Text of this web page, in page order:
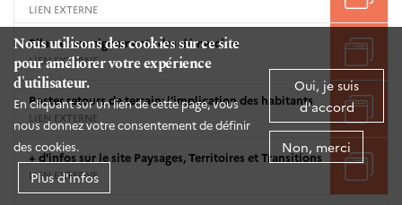
Nous utilisons des cookies sur ce site
pour améliorer votre expérience
d'utilisateur.
En cliquant sur un lien de cette page, vous
nous donnez votre consentement de définir
des cookies.
Plus d'infos
Oui, je suis
d'accord
Non, merci
LIEN EXTERNE
Bilan et enseignements des démarches
LIEN EXTERNE
Poster retours de terrain: l'implication des habitants
LIEN EXTERNE
+ d'infos sur le site Paysages, Territoires et Transitions
LIEN EXTERNE